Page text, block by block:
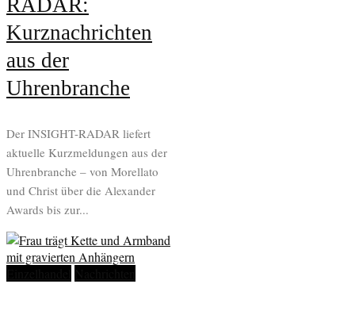
RADAR:
Kurznachrichten
aus der
Uhrenbranche
Der INSIGHT-RADAR liefert
aktuelle Kurzmeldungen aus der
Uhrenbranche – von Morellato
und Christ über die Alexander
Awards bis zur...